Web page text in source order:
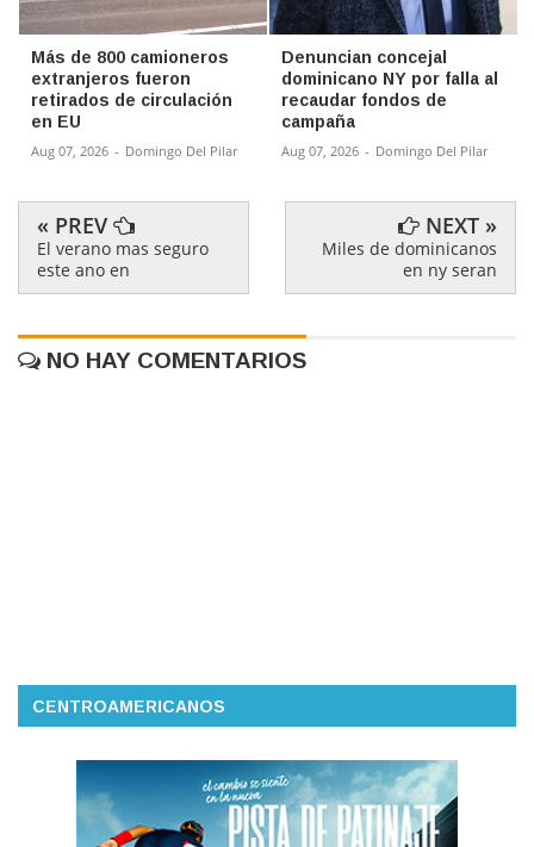
Más de 800 camioneros
extranjeros fueron
retirados de circulación
en EU
Aug 07, 2026 - Domingo Del Pilar
Denuncian concejal
dominicano NY por falla al
recaudar fondos de
campaña
Aug 07, 2026 - Domingo Del Pilar
« PREV
El verano mas seguro
este ano en
NEXT »
Miles de dominicanos
en ny seran
NO HAY COMENTARIOS
CENTROAMERICANOS